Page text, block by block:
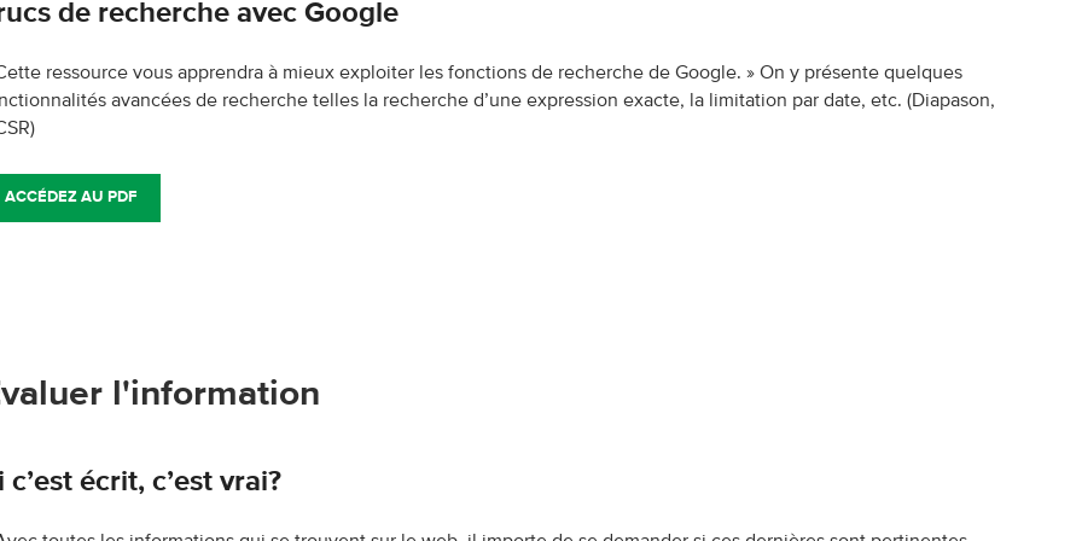
de recherche avec Google
ressource vous apprendra à mieux exploiter les fonctions de recherche de Google. » On y présente quelques
avancées de recherche telles la recherche d’une expression exacte, la limitation par date, etc. (Diapason,
ACCÉDEZ AU PDF
l'information
c’est écrit, c’est vrai?